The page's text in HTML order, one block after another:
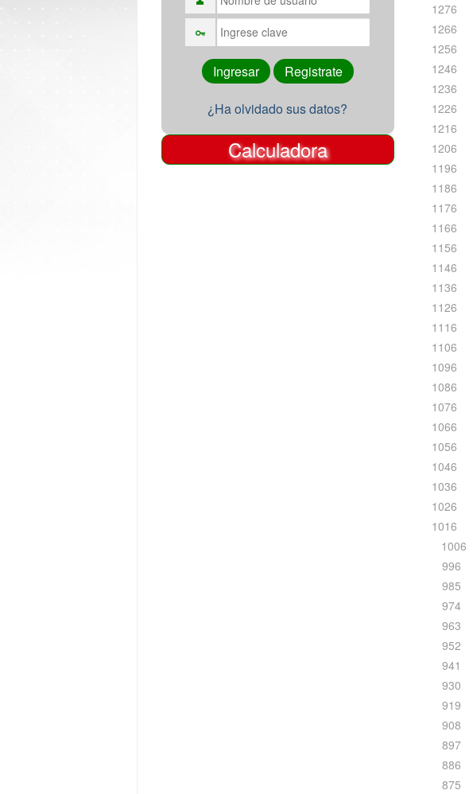
¿Ha olvidado sus datos?
Calculadora
1276
1266
1256
1246
1236
1226
1216
1206
1196
1186
1176
1166
1156
1146
1136
1126
1116
1106
1096
1086
1076
1066
1056
1046
1036
1026
1016
1006
996
985
974
963
952
941
930
919
908
897
886
875